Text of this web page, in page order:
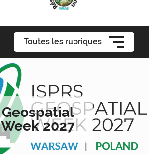
Toutes les rubriques
Geospatial
Week 2027